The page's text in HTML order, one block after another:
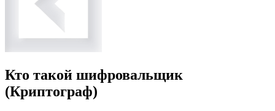
Кто такой шифровальщик
(Криптограф)